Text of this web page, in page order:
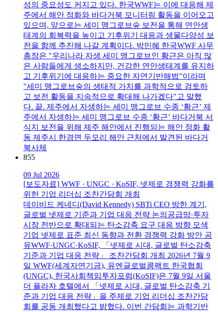
성의 중요성도 커지고 있다. 한국WWF는 이에 대응해 제
주에서 해안 정화와 바다거북 모니터링 활동을 이어오고
있으며, 앞으로는 세미 맹그로브숲 보전을 통해 연안생
태계의 회복력을 높이고 기후위기 대응과 생물다양성 보
전을 함께 추진해 나갈 계획이다. 박민혜 한국WWF 사무
총장은 "우리나라 자생 세미 맹그로브인 황근은 아직 많
은 사람들에게 생소하지만, 건강한 연안생태계를 유지하
고 기후위기에 대응하는 중요한 자연기반해법"이라며
"세미 맹그로브숲의 생태적 가치를 과학적으로 검토하
고 보전 활동을 지속적으로 확대해 나가겠다"고 말했
다. 끝. 제주에서 자생하는 세미 맹그로브 수종 ‘황근’ 제
주에서 자생하는 세미 맹그로브 수종 ‘황근’ 바다거북 서
식지 보전을 위해 제주 해안에서 진행되는 해안 정화 활
동 제주시 한경면 두모리 해안 근처에서 발견된 바다거
북사체
855
09 Jul 2026
[보도자료] WWF · UNGC · KoSIF, 넷제로 경쟁력 강화를
위한 기업 리더십 조찬간담회 개최
데이비드 케네디(David Kennedy) SBTi CEO 방한 계기,
글로벌 넷제로 기준과 기업 대응 전략 논의공급망·투자
시장 전반으로 확대되는 탄소감축 요구 대응 방향 모색
기업 넷제로 표준 최신 동향과 전환 경쟁력 강화 방안 공
유WWF·UNGC·KoSIF, 「넷제로 시대, 글로벌 탄소감축
기준과 기업 대응 전략」 조찬간담회 개최 2026년 7월 9
일 WWF(세계자연기금), 유엔글로벌콤팩트 한국협회
(UNGC), 한국사회책임투자포럼(KoSIF)은 7월 9일 서울
더 플라자 호텔에서 「넷제로 시대, 글로벌 탄소감축 기
준과 기업 대응 전략」을 주제로 기업 리더십 조찬간담
회를 공동 개최했다고 밝혔다. 이번 간담회는 과학기반